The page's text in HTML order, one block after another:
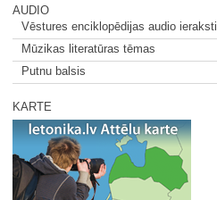
AUDIO
Vēstures enciklopēdijas audio ieraksti
Mūzikas literatūras tēmas
Putnu balsis
KARTE